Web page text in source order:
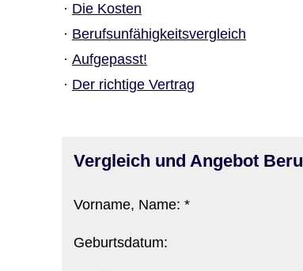
· Die Kosten
· Berufs­unfähig­keitsvergleich
· Aufgepasst!
· Der richtige Vertrag
Vergleich und Angebot
Vorname, Name: *
Geburts­datum: